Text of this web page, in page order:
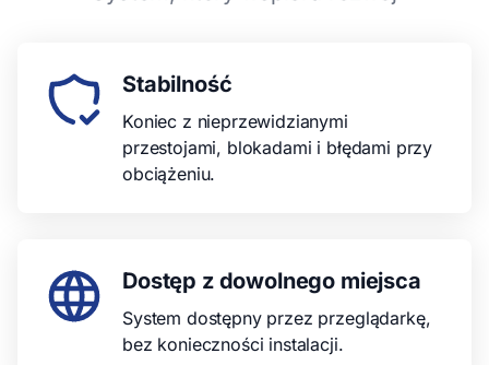
Stabilność
Koniec z nieprzewidzianymi
przestojami, blokadami i błędami przy
obciążeniu.
Dostęp z dowolnego miejsca
System dostępny przez przeglądarkę,
bez konieczności instalacji.